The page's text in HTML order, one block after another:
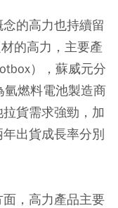
的高力也持續留
的高力，主要產
），蘇威元分
氫燃料電池製造商
貨需求強勁，加
出貨成長率分別
，高力產品主要